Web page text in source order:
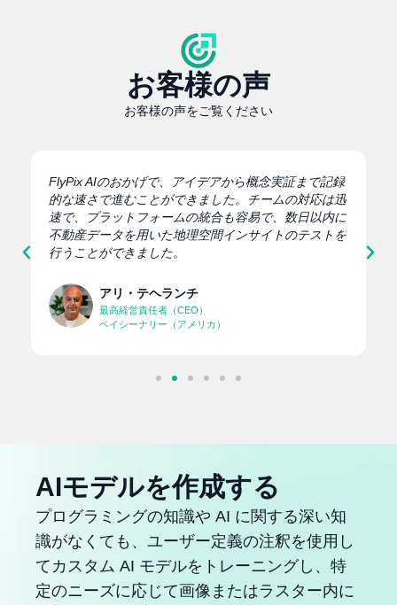
お客様の声
お客様の声をご覧ください
FlyPix AIのおかげで、アイデアから概念実証まで記録
的な速さで進むことができました。チームの対応は迅
速で、プラットフォームの統合も容易で、数日以内に
不動産データを用いた地理空間インサイトのテストを
行うことができました。
アリ・テヘランチ
最高経営責任者（CEO）
ベイシーナリー（アメリカ）
AIモデルを作成する
プログラミングの知識や AI に関する深い知
識がなくても、ユーザー定義の注釈を使用し
てカスタム AI モデルをトレーニングし、特
定のニーズに応じて画像またはラスター内に